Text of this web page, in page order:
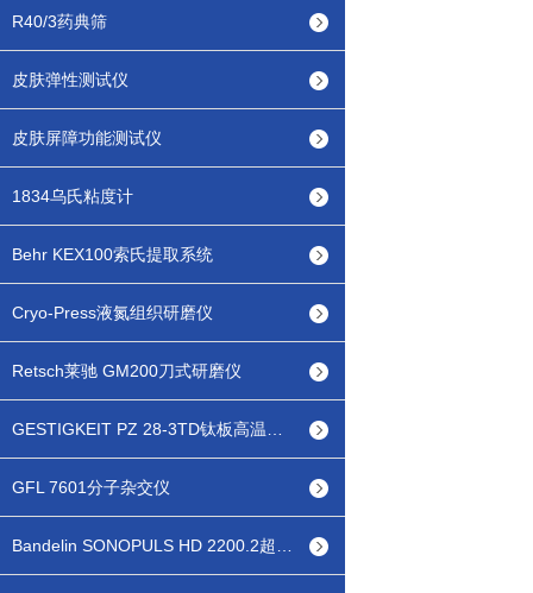
R40/3药典筛
皮肤弹性测试仪
皮肤屏障功能测试仪
1834乌氏粘度计
Behr KEX100索氏提取系统
Cryo-Press液氮组织研磨仪
Retsch莱驰 GM200刀式研磨仪
GFL 7601分子杂交仪